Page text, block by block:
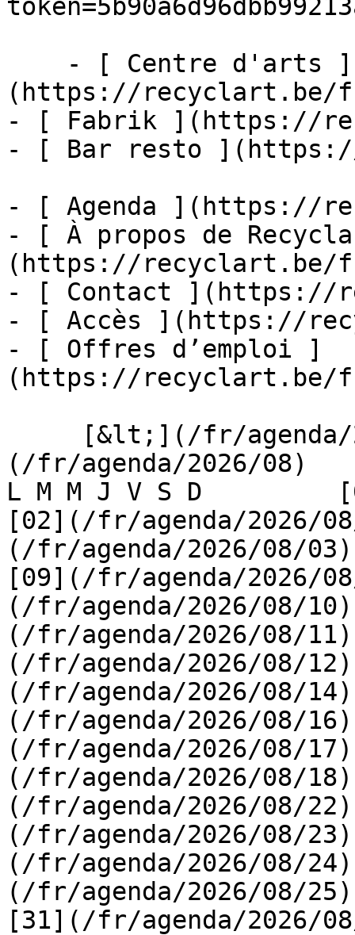
(https://recyclart.be/
- [ Fabrik ](https://
- [ Bar resto
- [ Agenda ](https://
- [ À propos de
(https://recyclart.be/
- [ Contact ](https://
- [ Accès ](https://
- [ Offres d’emploi ]
(https://recyclart.be/
(/fr/agenda/2026/08)
L M M J V S D
[02](/fr/agenda/2026/
(/fr/agenda/2026/08/
[09](/fr/agenda/2026/
(/fr/agenda/2026/08/
(/fr/agenda/2026/08/
(/fr/agenda/2026/08/
(/fr/agenda/2026/08/
(/fr/agenda/2026/08/
(/fr/agenda/2026/08/
(/fr/agenda/2026/08/
(/fr/agenda/2026/08/
(/fr/agenda/2026/08/
(/fr/agenda/2026/08/
(/fr/agenda/2026/08/
[31](/fr/agenda/